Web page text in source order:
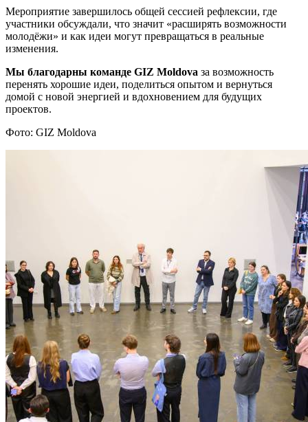
Мероприятие завершилось общей сессией рефлексии, где
участники обсуждали, что значит «расширять возможности
молодёжи» и как идеи могут превращаться в реальные
изменения.
Мы благодарны команде GIZ Moldova за возможность
перенять хорошие идеи, поделиться опытом и вернуться
домой с новой энергией и вдохновением для будущих
проектов.
Фото: GIZ Moldova